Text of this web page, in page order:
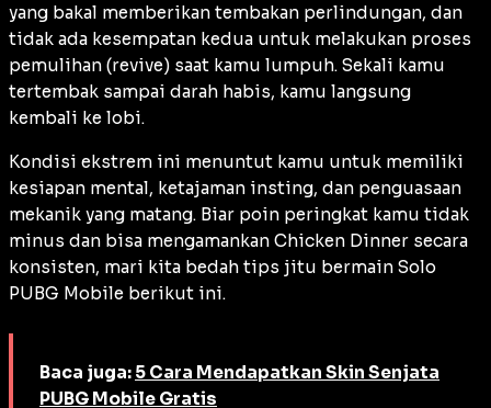
yang bakal memberikan tembakan perlindungan, dan
tidak ada kesempatan kedua untuk melakukan proses
pemulihan (revive) saat kamu lumpuh. Sekali kamu
tertembak sampai darah habis, kamu langsung
kembali ke lobi.
Kondisi ekstrem ini menuntut kamu untuk memiliki
kesiapan mental, ketajaman insting, dan penguasaan
mekanik yang matang. Biar poin peringkat kamu tidak
minus dan bisa mengamankan Chicken Dinner secara
konsisten, mari kita bedah tips jitu bermain Solo
PUBG Mobile berikut ini.
Baca juga: 5 Cara Mendapatkan Skin Senjata
PUBG Mobile Gratis